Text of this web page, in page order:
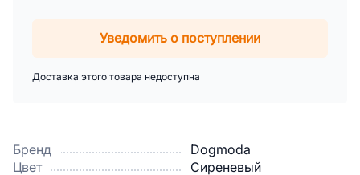
Бренд
Dogmoda
Цвет
Сиреневый
Уведомить о поступлении
Доставка этого товара недоступна